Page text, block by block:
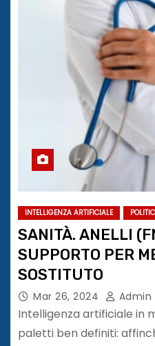
INTELLIGENZA ARTIFICIALE
SANITÀ. ANELLI
SUPPORTO PER
SOSTITUTO
Mar 26, 2024 Admin
Intelligenza artificiale in
paletti ben definiti: